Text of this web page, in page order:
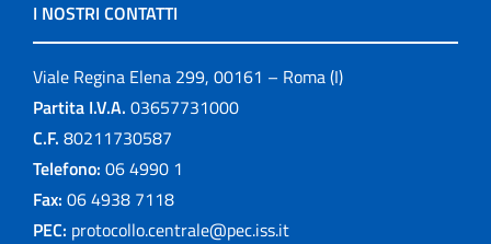
I NOSTRI CONTATTI
Viale Regina Elena 299, 00161 – Roma (I)
Partita I.V.A. 03657731000
C.F. 80211730587
Telefono: 06 4990 1
Fax: 06 4938 7118
PEC: protocollo.centrale@pec.iss.it